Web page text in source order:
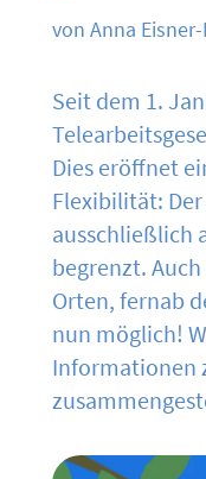
von Anna
Seit dem 1.
Dies eröffnet
Flexibilität:
ausschließlich
begrenzt.
Orten, fernab
nun möglich!
Informationen